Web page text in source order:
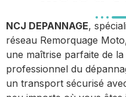
NCJ DEPANNAGE,
réseau Remorquage
une maîtrise parfaite de
professionnel du
un transport sécurisé